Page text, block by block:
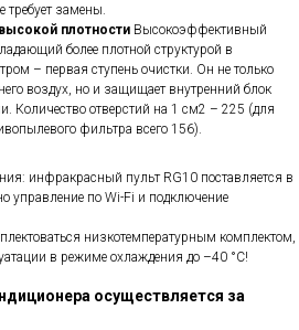
требует замены.
плотности Высокоэффективный
более плотной структурой в
– первая ступень очистки. Он не только
воздух, но и защищает внутренний блок
Количество отверстий на 1 см2 – 225 (для
фильтра всего 156).
инфракрасный пульт RG10 поставляется в
управление по Wi-Fi и подключение
низкотемпературным комплектом,
в режиме охлаждения до –40 °C!
осуществляется за